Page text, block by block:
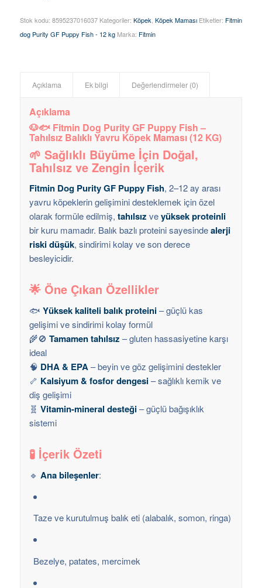
Stok kodu: 8595237016037 Kategoriler: Köpek Köpek Maması Etiketler: Fitmin
dog Purity GF Puppy Fish - 12 kg Marka: Fitmin
Açıklama Ek bilgi Değerlendirmeler (0)
Açıklama
🐶🐟 Fitmin Dog Purity GF Puppy Fish –
Tahılsız Balıklı Yavru Köpek Maması (12 KG)
🌱 Sağlıklı Büyüme İçin Doğal,
Tahılsız ve Zengin İçerik
Fitmin Dog Purity GF Puppy Fish, 2–12 ay arası
yavru köpeklerin gelişimini desteklemek için özel
olarak formüle edilmiş, tahılsız veyüksek proteinli
bir kuru mamadır. Balık bazlı proteini sayesindealerji
riski düşük, sindirimi kolay ve son derece
besleyicidir.
🌟 Öne Çıkan Özellikler
🐟 Yüksek kaliteli balık proteini– güçlü kas
gelişimi ve sindirimi kolay formül
🌾🚫 Tamamen tahılsız – gluten hassasiyetine karşı
ideal
🧠 DHA & EPA – beyin ve göz gelişimini destekler
🦴 Kalsiyum & fosfor dengesi– sağlıklı kemik ve
diş gelişimi
🧬 Vitamin-mineral desteği– güçlü bağışıklık
sistemi
🧪 İçerik Özeti
🔹 Ana bileşenler:
Taze ve kurutulmuş balık eti (alabalık, somon, ringa)
Bezelye, patates, mercimek